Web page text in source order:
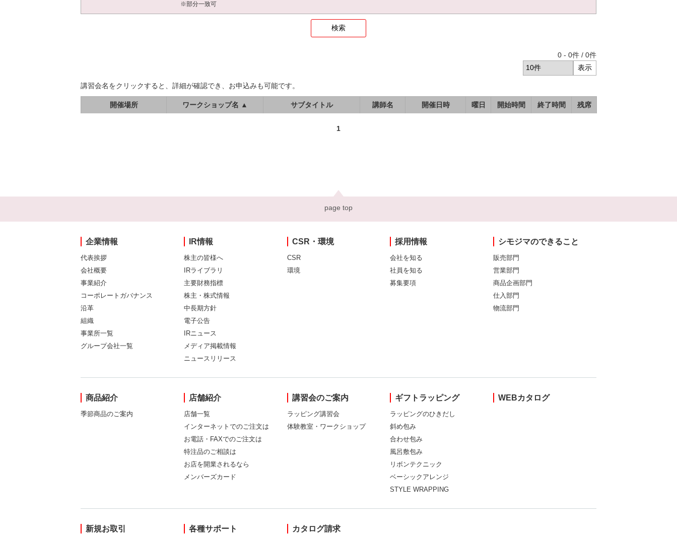
※部分一致可
0 - 0件 / 0件
講習会名をクリックすると、詳細が確認でき、お申込みも可能です。
開催場所 ワークショップ名 ▲ サブタイトル 講師名 開催日時 曜日 開始時間 終了時間 残席
1
page top
企業情報
代表挨拶
会社概要
事業紹介
コーポレートガバナンス
沿革
組織
事業所一覧
グループ会社一覧
IR情報
株主の皆様へ
IRライブラリ
主要財務指標
株主・株式情報
中長期方針
電子公告
IRニュース
メディア掲載情報
ニュースリリース
CSR・環境
CSR
環境
採用情報
会社を知る
社員を知る
募集要項
シモジマのできること
販売部門
営業部門
商品企画部門
仕入部門
物流部門
商品紹介
季節商品のご案内
店舗紹介
店舗一覧
インターネットでのご注文は
お電話・FAXでのご注文は
特注品のご相談は
お店を開業されるなら
メンバーズカード
講習会のご案内
ラッピング講習会
体験教室・ワークショップ
ギフトラッピング
ラッピングのひきだし
斜め包み
合わせ包み
風呂敷包み
リボンテクニック
ベーシックアレンジ
STYLE WRAPPING
WEBカタログ
新規お取引 各種サポート カタログ請求